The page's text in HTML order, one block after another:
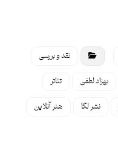
نقد و بررسی
بهزاد لطفی تئاتر
نشر لگا هنر آنلاین